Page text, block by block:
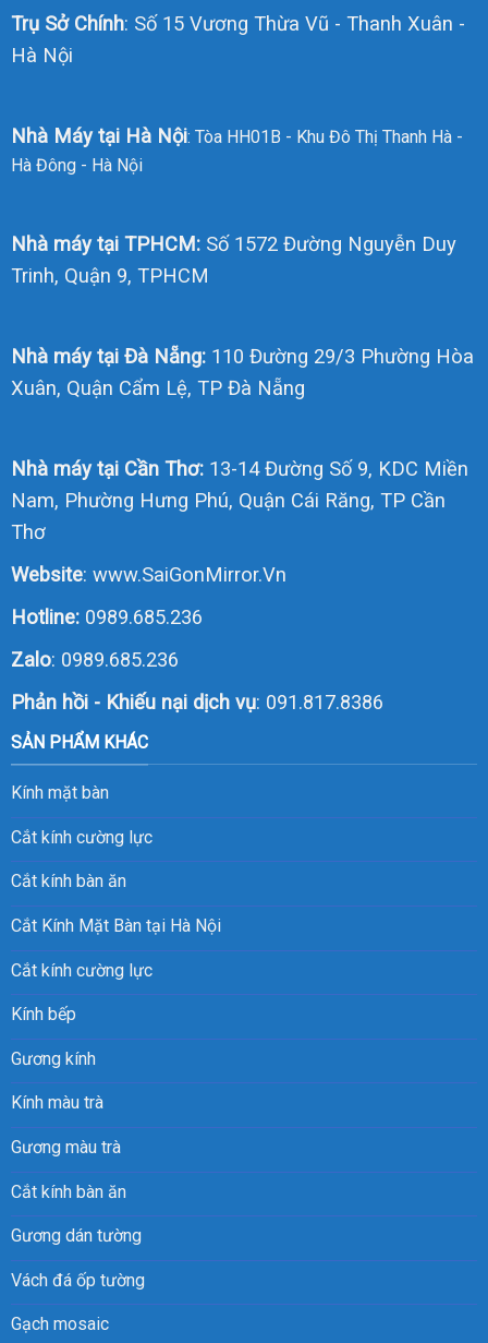
Trụ Sở Chính: Số 15 Vương Thừa Vũ - Thanh Xuân -
Hà Nội
Nhà Máy tại Hà Nội: Tòa HH01B - Khu Đô Thị Thanh Hà -
Hà Đông - Hà Nội
Nhà máy tại TPHCM:Số 1572 Đường Nguyễn Duy
Trinh, Quận 9, TPHCM
Nhà máy tại Đà Nẵng:110 Đường 29/3 Phường Hòa
Xuân, Quận Cẩm Lệ, TP Đà Nẵng
Nhà máy tại Cần Thơ:13-14 Đường Số 9, KDC Miền
Nam, Phường Hưng Phú, Quận Cái Răng, TP Cần
Thơ
Website: www.SaiGonMirror.Vn
Hotline: 0989.685.236
Zalo: 0989.685.236
Phản hồi - Khiếu nại dịch vụ: 091.817.8386
SẢN PHẨM KHÁC
Kính mặt bàn
Cắt kính cường lực
Cắt kính bàn ăn
Cắt Kính Mặt Bàn tại Hà Nội
Cắt kính cường lực
Kính bếp
Gương kính
Kính màu trà
Gương màu trà
Cắt kính bàn ăn
Gương dán tường
Vách đá ốp tường
Gạch mosaic